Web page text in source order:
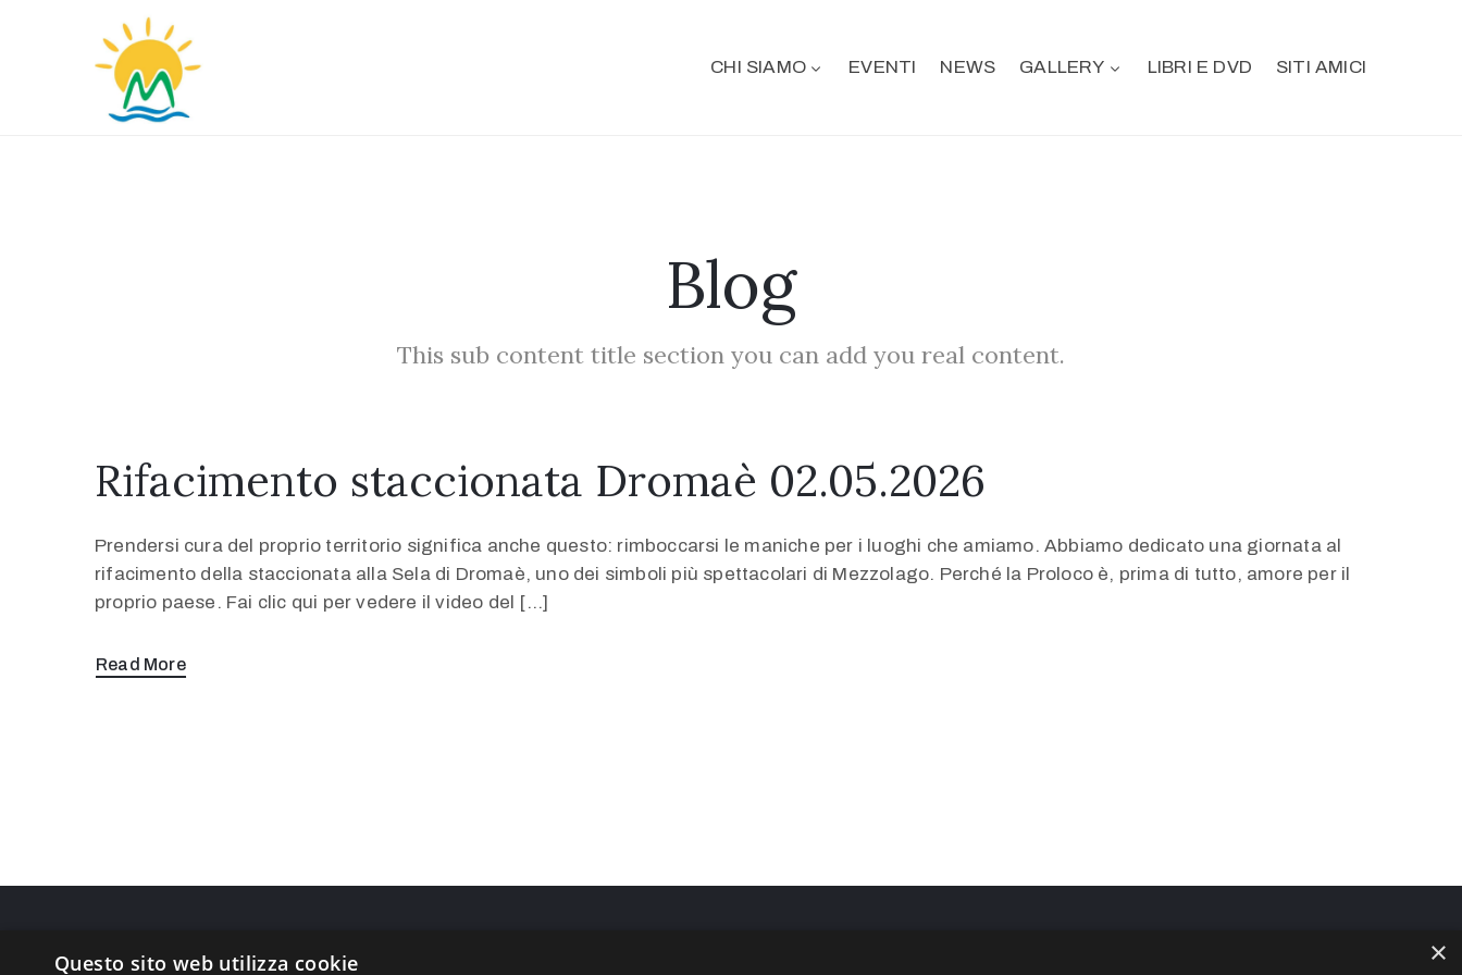
CHI SIAMO EVENTI NEWS GALLERY LIBRI E DVD SITI AMICI
Blog
This sub content title section you can add you real content.
Rifacimento staccionata Dromaè 02.05.2026
Prendersi cura del proprio territorio significa anche questo: rimboccarsi le maniche per i luoghi che amiamo. Abbiamo dedicato una giornata al
rifacimento della staccionata alla Sela di Dromaè, uno dei simboli più spettacolari di Mezzolago. Perché la Proloco è, prima di tutto, amore per il
proprio paese. Fai clic qui per vedere il video del […]
Read More
×
Questo sito web utilizza cookie